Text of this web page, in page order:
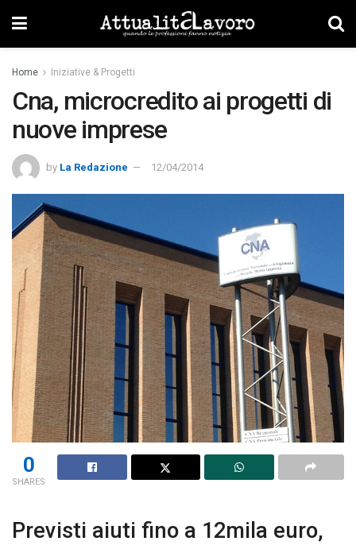
Home Iniziative & Progetti
Cna, microcredito ai progetti di
nuove imprese
by La Redazione 12/04/2014
0
SHARES
Previsti aiuti fino a 12mila euro,